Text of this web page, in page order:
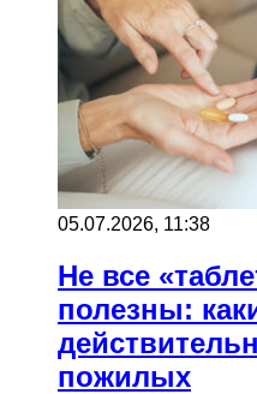
05.07.2026, 11:38
Не все
полезны:
пожилых